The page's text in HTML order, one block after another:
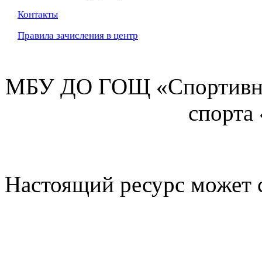
Контакты
Правила зачисления в центр
МБУ ДО ГОЩ
Настоящий ресурс может